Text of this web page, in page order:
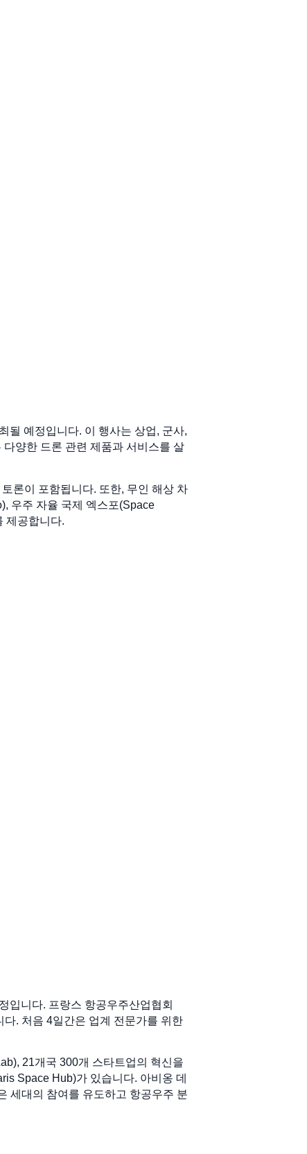
될 예정입니다. 이 행사는 상업, 군사,
양한 드론 관련 제품과 서비스를 살
론이 포함됩니다. 또한, 무인 해상 차
우주 자율 국제 엑스포(Space
제공합니다.
입니다. 프랑스 항공우주산업협회
. 처음 4일간은 업계 전문가를 위한
21개국 300개 스타트업의 혁신을
Space Hub)가 있습니다. 아비옹 데
세대의 참여를 유도하고 항공우주 분